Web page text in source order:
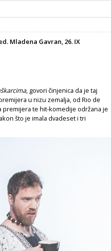
Mladena Gavran, 26. IX
, govori činjenica da je taj
u nizu zemalja, od Rio de
premijera te hit-komedije održana je
što je imala dvadeset i tri